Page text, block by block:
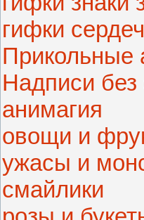
гифки
Прикольные
Надписи
анимагия
овощи и
ужасы и
смайлики